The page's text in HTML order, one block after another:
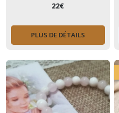
22€
PLUS DE DÉTAILS